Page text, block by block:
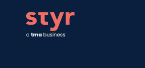
STYR. Clear organizations, fair rewards.